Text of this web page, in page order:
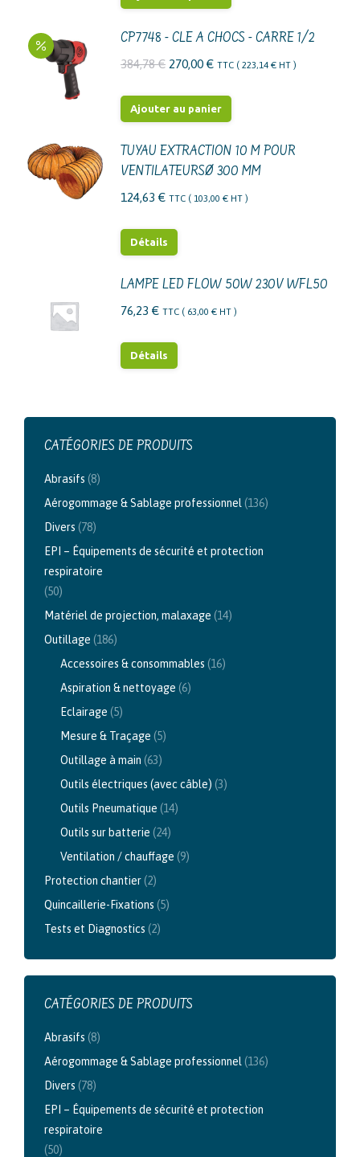
CP7748 - CLE A CHOCS - CARRE 1/2
384,78€ Le
initial
384,78 €.
270,00 €Le
actuel
270,00 €.
TTC ( 223,14 € HT )
Ajouter au panier
TUYAU EXTRACTION 10 M POUR
VENTILATEURSØ 300 MM
124,63 € TTC ( 103,00 € HT )
Détails
LAMPE LED FLOW 50W 230V WFL50
76,23 € TTC ( 63,00 € HT )
Détails
CATÉGORIES DE PRODUITS
Abrasifs (8)
Aérogommage & Sablage professionnel (136)
Divers (78)
EPI – Équipements de sécurité et protection
respiratoire
(50)
Matériel de projection, malaxage (14)
Outillage (186)
Accessoires & consommables (16)
Aspiration & nettoyage (6)
Eclairage (5)
Mesure & Traçage (5)
Outillage à main (63)
Outils électriques (avec câble) (3)
Outils Pneumatique (14)
Outils sur batterie (24)
Ventilation / chauffage (9)
Protection chantier(2)
Quincaillerie-Fixations (5)
Tests et Diagnostics (2)
CATÉGORIES DE PRODUITS
Abrasifs (8)
Aérogommage & Sablage professionnel (136)
Divers (78)
EPI – Équipements de sécurité et protection
respiratoire
(50)